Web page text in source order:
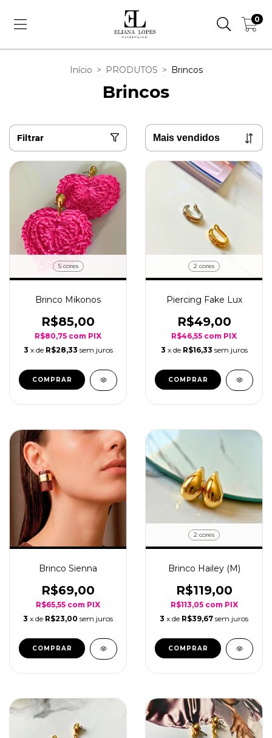
0
Início > PRODUTOS > Brincos
Brincos
Filtrar
5 cores
Brinco Mikonos
R$85,00
R$80,75 com PIX
3 x de R$28,33 sem juros
COMPRAR
2 cores
Piercing Fake Lux
R$49,00
R$46,55 com PIX
3 x de R$16,33 sem juros
COMPRAR
Brinco Sienna
R$69,00
R$65,55 com PIX
3 x de R$23,00 sem juros
COMPRAR
2 cores
Brinco Hailey (M)
R$119,00
R$113,05 com PIX
3 x de R$39,67 sem juros
COMPRAR